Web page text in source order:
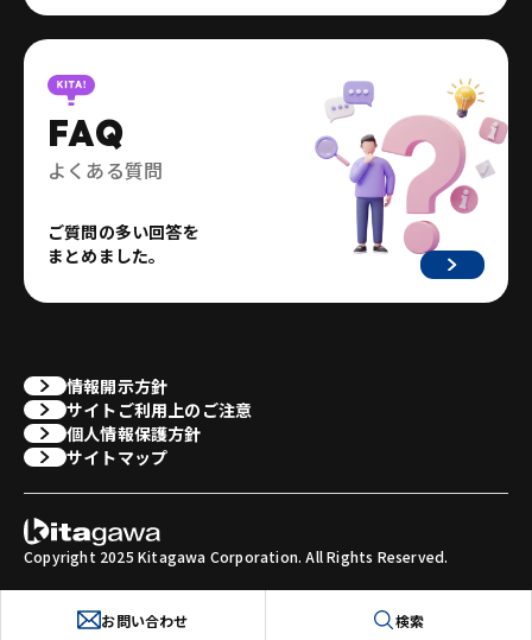
お問い合わせ 検索
FAQ
よくある質問
ご質問の多い回答を
まとめました。
情報開示方針
サイトご利用上のご注意
個人情報保護方針
サイトマップ
Copyright 2025 Kitagawa Corporation. All Rights Reserved.